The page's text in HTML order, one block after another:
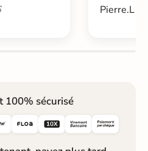
Pierre.L -
100% sécurisé
 